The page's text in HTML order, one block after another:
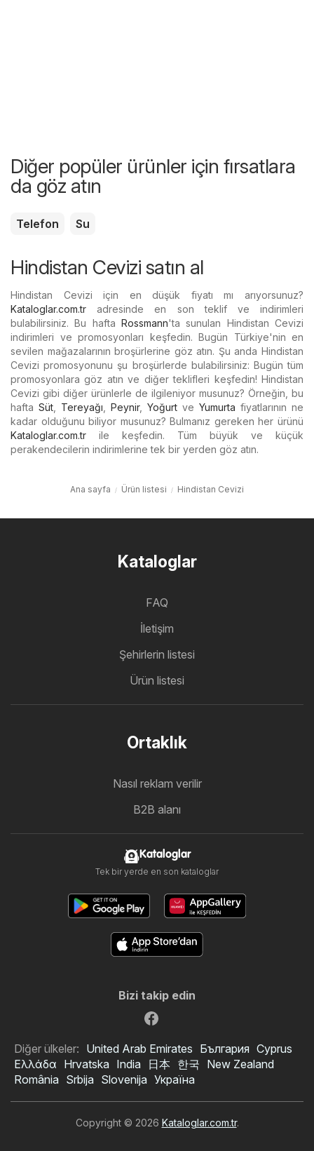
Diğer popüler ürünler için fırsatlara
da göz atın
Telefon Su
Hindistan Cevizi satın al
Hindistan Cevizi için en düşük fiyatı mı arıyorsunuz?
Kataloglar.com.tr adresinde en son teklif ve indirimleri
bulabilirsiniz. Bu hafta Rossmann'ta sunulan Hindistan Cevizi
indirimleri ve promosyonları keşfedin. Bugün Türkiye'nin en
sevilen mağazalarının broşürlerine göz atın. Şu anda Hindistan
Cevizi promosyonunu şu broşürlerde bulabilirsiniz: Bugün tüm
promosyonlara göz atın ve diğer teklifleri keşfedin! Hindistan
Cevizi gibi diğer ürünlerle de ilgileniyor musunuz? Örneğin, bu
hafta Süt Tereyağı Peynir, Yoğurt ve Yumurta fiyatlarının ne
kadar olduğunu biliyor musunuz? Bulmanız gereken her ürünü
Kataloglar.com.tr ile keşfedin. Tüm büyük ve küçük
perakendecilerin indirimlerine tek bir yerden göz atın.
Ana sayfa Ürün listesi Hindistan Cevizi
Kataloglar
FAQ
İletişim
Şehirlerin listesi
Ürün listesi
Ortaklık
Nasıl reklam verilir
B2B alanı
Kataloglar
Tek bir yerde en son kataloglar
Bizi takip edin
Diğer ülkeler: United Arab Emirates България Cyprus
Ελλάδα Hrvatska India 日本 한국 New Zealand
România Srbija Slovenija Україна
Copyright © 2026 Kataloglar.com.tr.